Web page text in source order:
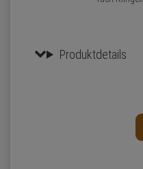
Produktdetails